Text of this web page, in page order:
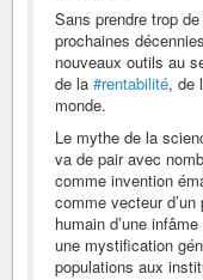
Sans prendre trop
prochaines
nouveaux outils au
de la #rentabilité, de
monde.
Le mythe de la
va de pair avec
comme invention
comme vecteur
humain d’une
une mystification
populations aux